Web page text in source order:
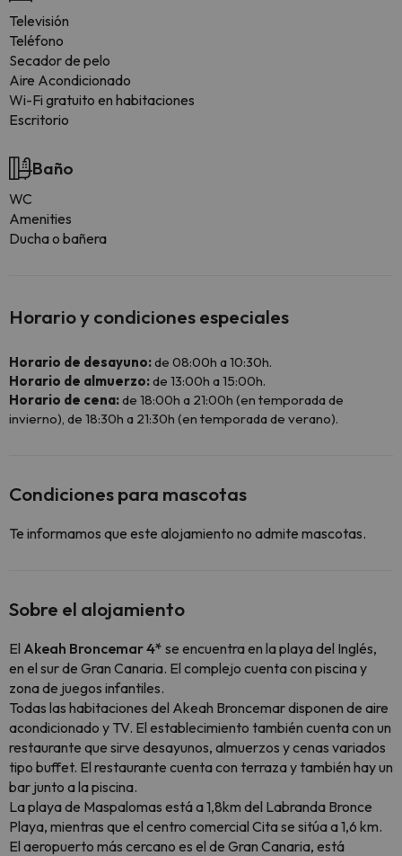
Televisión
Teléfono
Secador de pelo
Aire Acondicionado
Wi-Fi gratuito en habitaciones
Escritorio
Baño
WC
Amenities
Ducha o bañera
Horario y condiciones especiales
Horario de desayuno:de 08:00h a 10:30h.
Horario de almuerzo:de 13:00h a 15:00h.
Horario de cena:de 18:00h a 21:00h (en temporada de
invierno), de 18:30h a 21:30h (en temporada de verano).
Condiciones para mascotas
Te informamos que este alojamiento no admite mascotas.
Sobre el alojamiento
El Akeah Broncemar 4* se encuentra en la playa del Inglés,
en el sur de Gran Canaria. El complejo cuenta con piscina y
zona de juegos infantiles.
Todas las habitaciones del Akeah Broncemar disponen de aire
acondicionado y TV. El establecimiento también cuenta con un
restaurante que sirve desayunos, almuerzos y cenas variados
tipo buffet. El restaurante cuenta con terraza y también hay un
bar junto a la piscina.
La playa de Maspalomas está a 1,8km del Labranda Bronce
Playa, mientras que el centro comercial Cita se sitúa a 1,6 km.
El aeropuerto más cercano es el de Gran Canaria, está